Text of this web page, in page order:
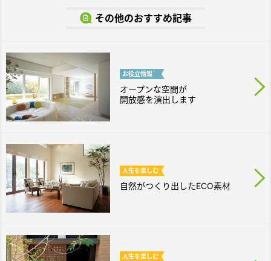
その他のおすすめ記事
お役立情報
オープンな空間が
開放感を演出します
人生を楽しむ
自然がつくり出したECO素材
人生を楽しむ